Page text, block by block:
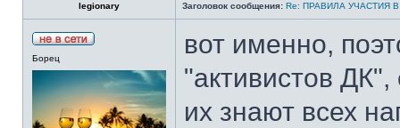
legionary Заголовок сообщения: Re: ПРАВИЛА УЧАСТИЯ
Борец
вот именно,
"активистов
их знают всех